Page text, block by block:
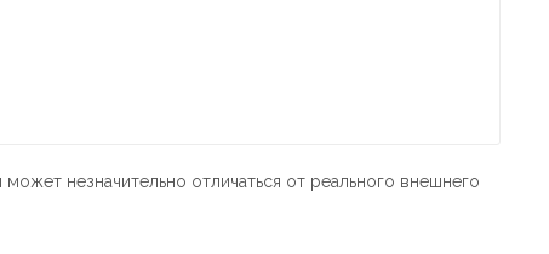
незначительно отличаться от реального внешнего